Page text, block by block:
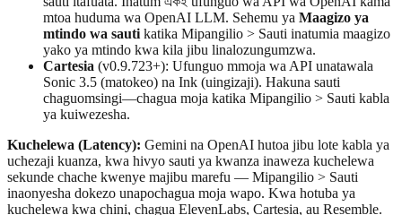
mtoa huduma wa OpenAI LLM. Sehemu ya Maagizo ya
mtindo wa sauti katika Mipangilio > Sauti inatumia maagizo
yako ya mtindo kwa kila jibu linalozungumzwa.
Cartesia (v0.9.723+): Ufunguo mmoja wa API unatawala
Sonic 3.5 (matokeo) na Ink (uingizaji). Hakuna sauti
chaguomsingi—chagua moja katika Mipangilio > Sauti kabla
ya kuiwezesha.
Kuchelewa (Latency): Gemini na OpenAI hutoa jibu lote kabla ya
uchezaji kuanza, kwa hivyo sauti ya kwanza inaweza kuchelewa
sekunde chache kwenye majibu marefu — Mipangilio > Sauti
inaonyesha dokezo unapochagua moja wapo. Kwa hotuba ya
kuchelewa kwa chini, chagua ElevenLabs, Cartesia, au Resemble.